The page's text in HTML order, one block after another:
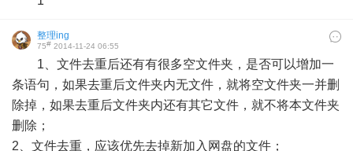
整理ing
75# 2014-11-24 06:55
1、文件去重后还有有很多空文件夹，是否可以增加一
条语句，如果去重后文件夹内无文件，就将空文件夹一并删
除掉，如果去重后文件夹内还有其它文件，就不将本文件夹
删除；
2、文件去重，应该优先去掉新加入网盘的文件；